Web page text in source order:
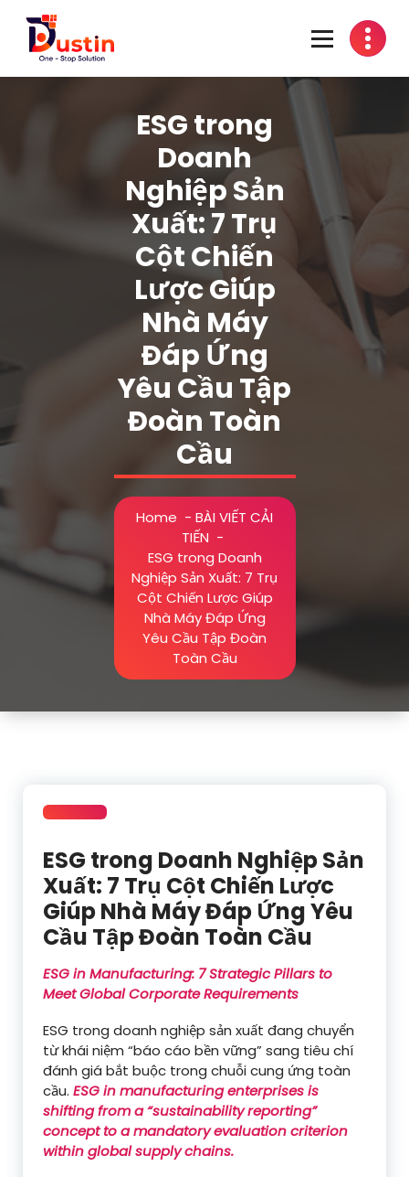
content
ESG trong
Doanh
Nghiệp Sản
Xuất: 7 Trụ
Cột Chiến
Lược Giúp
Nhà Máy
Đáp Ứng
Yêu Cầu Tập
Đoàn Toàn
Cầu
Home - BÀI VIẾT CẢI
TIẾN -
ESG trong Doanh
Nghiệp Sản Xuất: 7 Trụ
Cột Chiến Lược Giúp
Nhà Máy Đáp Ứng
Yêu Cầu Tập Đoàn
Toàn Cầu
ESG trong Doanh Nghiệp Sản
Xuất: 7 Trụ Cột Chiến Lược
Giúp Nhà Máy Đáp Ứng Yêu
Cầu Tập Đoàn Toàn Cầu
ESG in Manufacturing: 7 Strategic Pillars to
Meet Global Corporate Requirements
ESG trong doanh nghiệp sản xuất đang chuyển
từ khái niệm “báo cáo bền vững” sang tiêu chí
đánh giá bắt buộc trong chuỗi cung ứng toàn
cầu. ESG in manufacturing enterprises is
shifting from a “sustainability reporting”
concept to a mandatory evaluation criterion
within global supply chains.